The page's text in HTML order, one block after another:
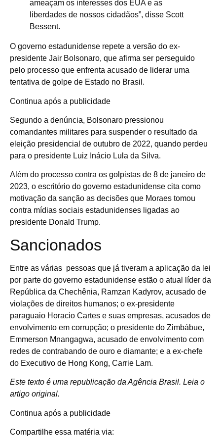
ameaçam os interesses dos EUA e as
liberdades de nossos cidadãos”, disse Scott
Bessent.
O governo estadunidense repete a versão do ex-
presidente Jair Bolsonaro, que afirma ser perseguido
pelo processo que enfrenta acusado de liderar uma
tentativa de golpe de Estado no Brasil.
Continua após a publicidade
Segundo a denúncia, Bolsonaro pressionou
comandantes militares para suspender o resultado da
eleição presidencial de outubro de 2022, quando perdeu
para o presidente Luiz Inácio Lula da Silva.
Além do processo contra os golpistas de 8 de janeiro de
2023, o escritório do governo estadunidense cita como
motivação da sanção as decisões que Moraes tomou
contra mídias sociais estadunidenses ligadas ao
presidente Donald Trump.
Sancionados
Entre as várias pessoas que já tiveram a aplicação da lei
por parte do governo estadunidense estão o atual líder da
República da Chechênia, Ramzan Kadyrov, acusado de
violações de direitos humanos; o ex-presidente
paraguaio Horacio Cartes e suas empresas, acusados de
envolvimento em corrupção; o presidente do Zimbábue,
Emmerson Mnangagwa, acusado de envolvimento com
redes de contrabando de ouro e diamante; e a ex-chefe
do Executivo de Hong Kong, Carrie Lam.
Este texto é uma republicação da Agência Brasil. Leia o
artigo original.
Continua após a publicidade
Compartilhe essa matéria via: